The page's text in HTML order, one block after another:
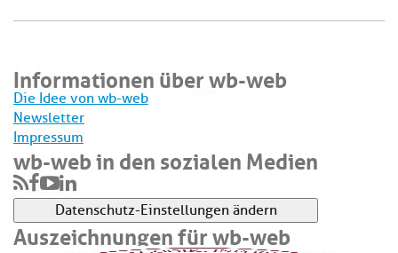
Informationen über wb-web
Die Idee von wb-web
Newsletter
Impressum
wb-web in den sozialen Medien
Datenschutz-Einstellungen ändern
Auszeichnungen für wb-web